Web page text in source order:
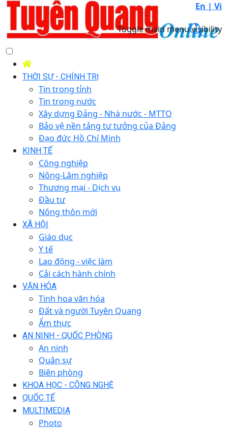
En | Vi
Toggle main menu visibility
THỜI SỰ - CHÍNH TRỊ
Tin trong tỉnh
Tin trong nước
Xây dựng Đảng - Nhà nước - MTTQ
Bảo vệ nền tảng tư tưởng của Đảng
Đạo đức Hồ Chí Minh
KINH TẾ
Công nghiệp
Nông-Lâm nghiệp
Thương mại - Dịch vụ
Đầu tư
Nông thôn mới
XÃ HỘI
Giáo dục
Y tế
Lao động - việc làm
Cải cách hành chính
VĂN HÓA
Tinh hoa văn hóa
Đất và người Tuyên Quang
Ẩm thực
AN NINH - QUỐC PHÒNG
An ninh
Quân sự
Biên phòng
KHOA HỌC - CÔNG NGHỆ
QUỐC TẾ
MULTIMEDIA
Photo